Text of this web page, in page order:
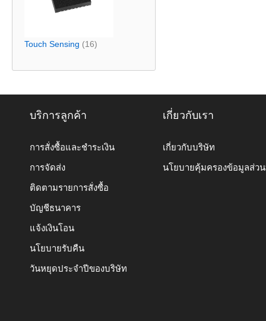
Touch Sensing (16)
บริการลูกค้า
การสั่งซื้อและชำระเงิน
การจัดส่ง
ติดตามรายการสั่งซื้อ
บัญชีธนาคาร
แจ้งเงินโอน
นโยบายรับคืน
วันหยุดประจำปีของบริษัท
เกี่ยวกับเรา
เกี่ยวกับบริษัท
นโยบายคุ้มครองข้อมูลส่ว